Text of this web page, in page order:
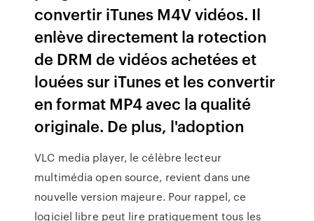
convertir iTunes M4V vidéos. Il
enlève directement la rotection
de DRM de vidéos achetées et
louées sur iTunes et les convertir
en format MP4 avec la qualité
originale. De plus, l'adoption
VLC media player, le célèbre lecteur
multimédia open source, revient dans une
nouvelle version majeure. Pour rappel, ce
logiciel libre peut lire pratiquement tous les